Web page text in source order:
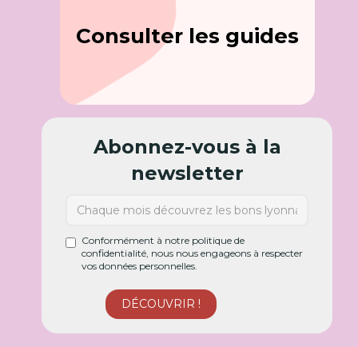
Consulter les guides
Abonnez-vous à la
newsletter
Conformément à notre politique de
confidentialité, nous nous engageons à respecter
vos données personnelles.